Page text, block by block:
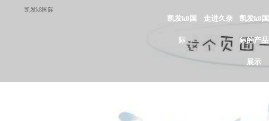
凯发k8国际
凯发k8国
际
走进久奈 凯发k8国
际的产品
展示